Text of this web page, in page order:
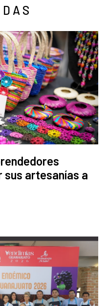
sus artesanías a